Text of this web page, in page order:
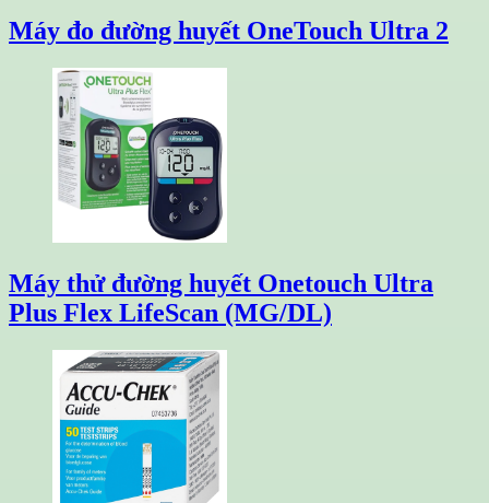
Máy đo đường huyết OneTouch Ultra 2
Máy thử đường huyết Onetouch Ultra
Plus Flex LifeScan (MG/DL)